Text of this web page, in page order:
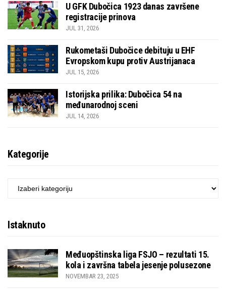
U GFK Dubočica 1923 danas završene
registracije prinova
JUL 31, 2026
Rukometaši Dubočice debituju u EHF
Evropskom kupu protiv Austrijanaca
JUL 15, 2026
Istorijska prilika: Dubočica 54 na
međunarodnoj sceni
JUL 14, 2026
Kategorije
KATEGORIJE
Istaknuto
Međuopštinska liga FSJO – rezultati 15.
kola i završna tabela jesenje polusezone
NOVEMBAR 23, 2025